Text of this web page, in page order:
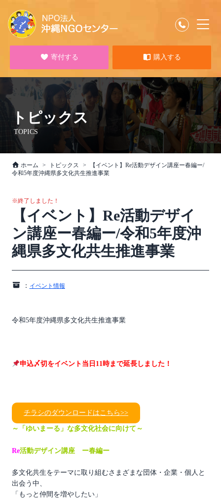
寄付する 購入する
トピックス
TOPICS
ホーム トピックス
【イベント】Re活動デザイン講座ー春編ー/
令和5年度沖縄県多文化共生推進事業
※終了しました！
【イベント】Re活動デザイ
ン講座ー春編ー/令和5年度沖
縄県多文化共生推進事業
： イベント情報
令和5年度沖縄県多文化共生推進事業
申込〆切をイベント当日11時まで延長しました！
チラシのダウンロードはこちら>>
～「ゆいまーる」な多文化社会に向けて～
Re活動デザイン講座 ー春編ー
多文化共生をテーマに取り組むさまざまな団体・企業・個人と
出会う中、
「もっと仲間を増やしたい」